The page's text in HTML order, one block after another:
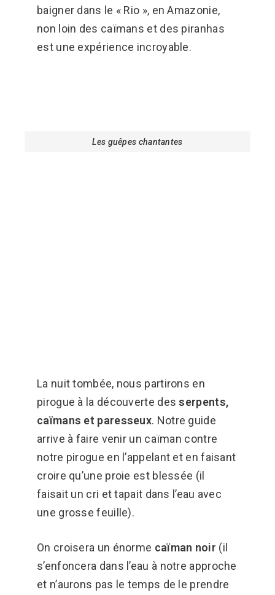
baigner dans le « Rio », en Amazonie,
non loin des caïmans et des piranhas
est une expérience incroyable.
Les guêpes chantantes
La nuit tombée, nous partirons en
pirogue à la découverte desserpents,
caïmans et paresseux. Notre guide
arrive à faire venir un caïman contre
notre pirogue en l’appelant et en faisant
croire qu’une proie est blessée (il
faisait un cri et tapait dans l’eau avec
une grosse feuille).
On croisera un énorme caïman noir (il
s’enfoncera dans l’eau à notre approche
et n’aurons pas le temps de le prendre